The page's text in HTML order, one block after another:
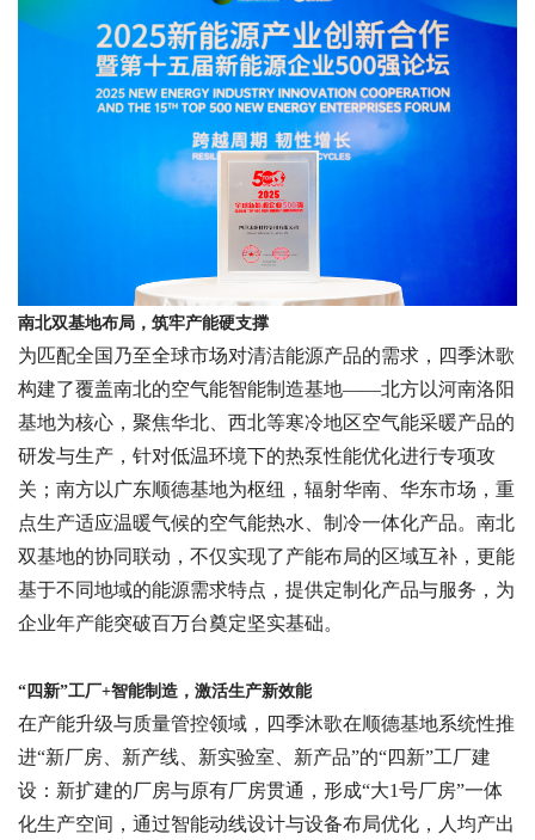
南北双基地布局，筑牢产能硬支撑
为匹配全国乃至全球市场对清洁能源产品的需求，四季沐歌
构建了覆盖南北的空气能智能制造基地——北方以河南洛阳
基地为核心，聚焦华北、西北等寒冷地区空气能采暖产品的
研发与生产，针对低温环境下的热泵性能优化进行专项攻
关；南方以广东顺德基地为枢纽，辐射华南、华东市场，重
点生产适应温暖气候的空气能热水、制冷一体化产品。南北
双基地的协同联动，不仅实现了产能布局的区域互补，更能
基于不同地域的能源需求特点，提供定制化产品与服务，为
企业年产能突破百万台奠定坚实基础。
“四新”工厂+智能制造，激活生产新效能
在产能升级与质量管控领域，四季沐歌在顺德基地系统性推
进“新厂房、新产线、新实验室、新产品”的“四新”工厂建
设：新扩建的厂房与原有厂房贯通，形成“大1号厂房”一体
化生产空间，通过智能动线设计与设备布局优化，人均产出